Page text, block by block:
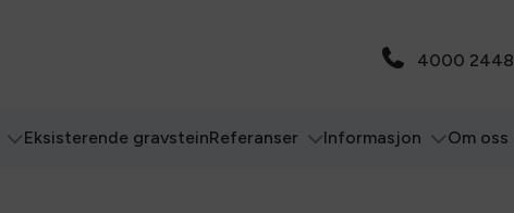
4000 2448
Eksisterende gravsteinReferanser Informasjon Om oss